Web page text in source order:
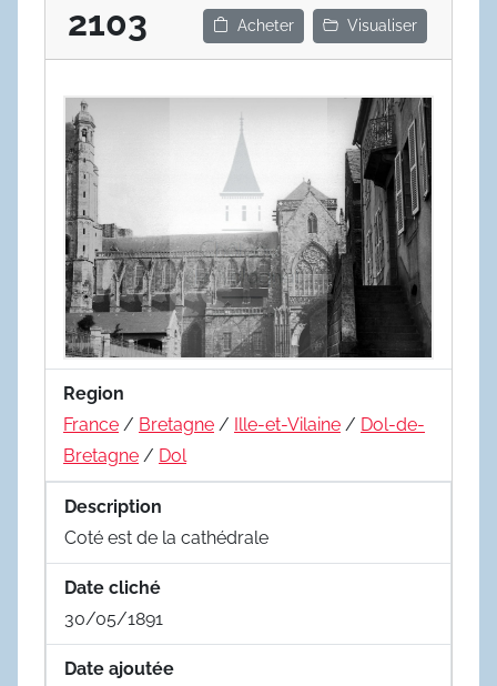
2103 Acheter Visualiser
Region
France / Bretagne / Ille-et-Vilaine / Dol-de-
Bretagne / Dol
Description
Coté est de la cathédrale
Date cliché
30/05/1891
Date ajoutée